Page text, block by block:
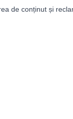
de conținut și